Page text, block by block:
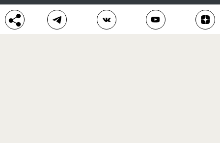
цветы и растения
дачный дизайн
хозяйственные дела
полезные рецепты